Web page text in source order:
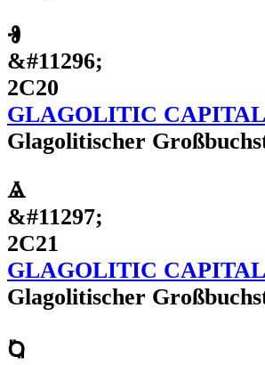
Ⱐ
&#11296;
2C20
GLAGOLITIC
Glagolitischer
Ⱑ
&#11297;
2C21
GLAGOLITIC
Glagolitischer
Ⱒ